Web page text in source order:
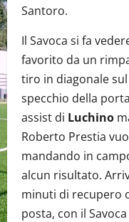
Santoro.
Il Savoca si fa
favorito da un
tiro in diagonale
specchio della porta
assist di Luchino
Roberto Prestia
mandando in
alcun risultato.
minuti di recupero
posta, con il